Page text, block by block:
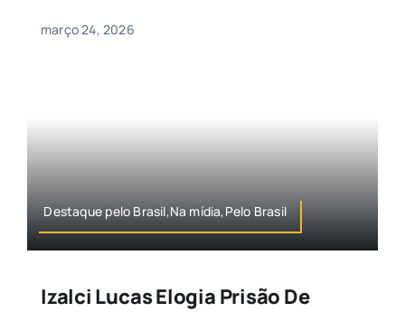
março 24, 2026
Destaque pelo Brasil,Na mídia,Pelo Brasil
Izalci Lucas Elogia Prisão De